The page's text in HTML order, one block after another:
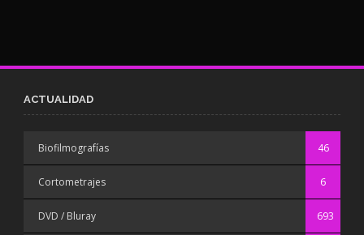
ACTUALIDAD
Biofilmografías 46
Cortometrajes 6
DVD / Bluray 693